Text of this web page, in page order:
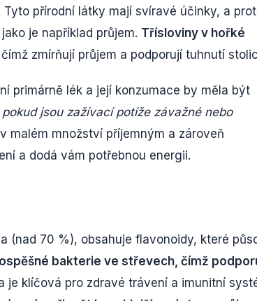
přírodní látky mají svíravé účinky, a
je například průjem. Třísloviny v hořké
zmírňují průjem a podporují tuhnutí
primárně lék a její konzumace by měla být
jsou zažívací potíže závažné nebo
malém množství příjemným a zároveň
a dodá vám potřebnou energii.
(nad 70 %), obsahuje flavonoidy, které
bakterie ve střevech, čímž
je klíčová pro zdravé trávení a imunitní